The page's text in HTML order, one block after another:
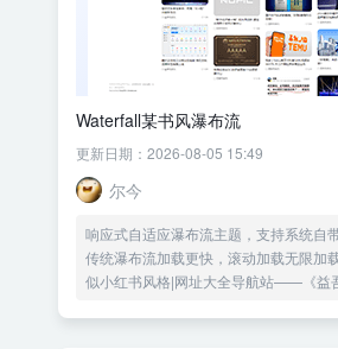
Waterfall某书风瀑布流
更新日期：2026-08-05 15:49
尔今
响应式自适应瀑布流主题，支持系统自
传统瀑布流加载更快，滚动加载无限加
似小红书风格|网址大全导航站——《益